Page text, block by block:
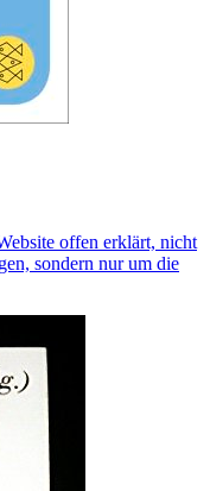
offen erklärt, nicht
sondern nur um die